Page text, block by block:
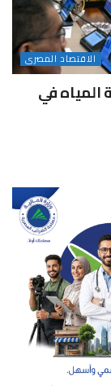
الاقتصاد المصرى
المياه في